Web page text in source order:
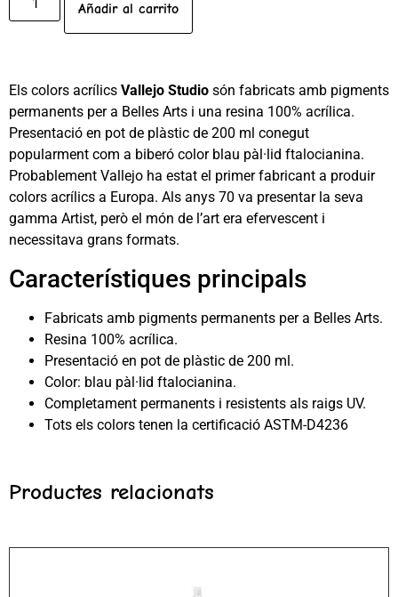
Añadir al carrito
Els colors acrílics Vallejo Studio són fabricats amb pigments
permanents per a Belles Arts i una resina 100% acrílica.
Presentació en pot de plàstic de 200 ml conegut
popularment com a biberó color blau pàl·lid ftalocianina.
Probablement Vallejo ha estat el primer fabricant a produir
colors acrílics a Europa. Als anys 70 va presentar la seva
gamma Artist, però el món de l’art era efervescent i
necessitava grans formats.
Característiques principals
Fabricats amb pigments permanents per a Belles Arts.
Resina 100% acrílica.
Presentació en pot de plàstic de 200 ml.
Color: blau pàl·lid ftalocianina.
Completament permanents i resistents als raigs UV.
Tots els colors tenen la certificació ASTM-D4236
Productes relacionats